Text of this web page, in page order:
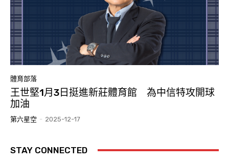
體育部落
王世堅1月3日挺進新莊體育館 為中信特攻開球
加油
第六星空 - 2025-12-17
STAY CONNECTED